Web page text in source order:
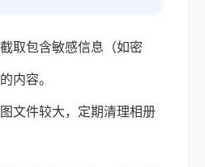
取包含敏感信息（如密
内容。
文件较大，定期清理相册